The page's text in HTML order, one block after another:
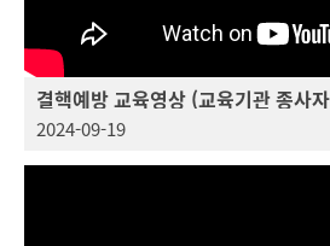
결핵예방 교육영상 (교육기관 종사
2024-09-19